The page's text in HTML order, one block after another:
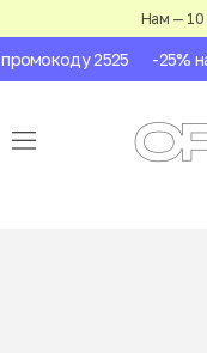
Нам — 10
2525 -25%